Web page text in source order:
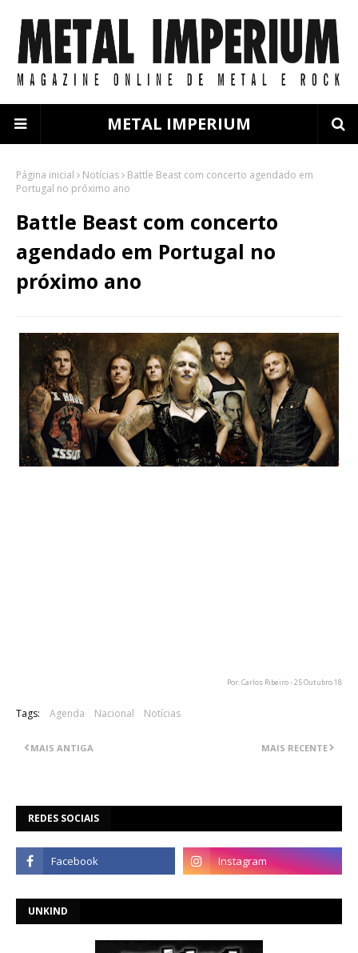
METAL IMPERIUM
Página inicial Notícias
Battle Beast com concerto agendado em
Portugal no próximo ano
Battle Beast com concerto
agendado em Portugal no
próximo ano
Por: Carlos Ribeiro - 25 Outubro 18
Tags: Agenda Nacional Notícias
MAIS RECENTE
MAIS ANTIGA
REDES SOCIAIS
UNKIND